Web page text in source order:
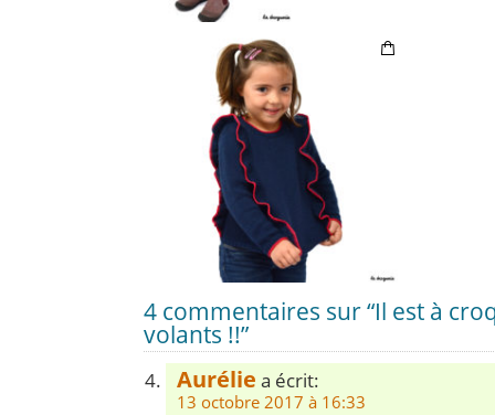
4 commentaires sur “Il est à
volants !!”
Aurélie a écrit:
13 octobre 2017 à 16:33